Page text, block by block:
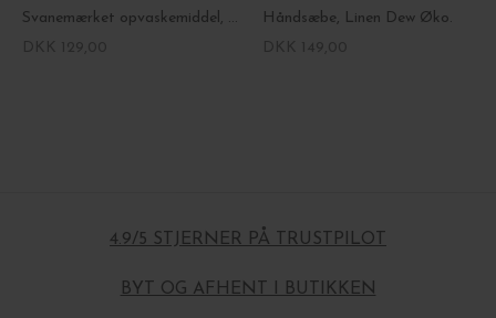
Svanemærket opvaskemiddel, Blossom Breeze 490ml.
Håndsæbe, Linen Dew Øko.
4.9/5 STJERNER PÅ TRUSTPILOT
BYT OG AFHENT I BUTIKKEN